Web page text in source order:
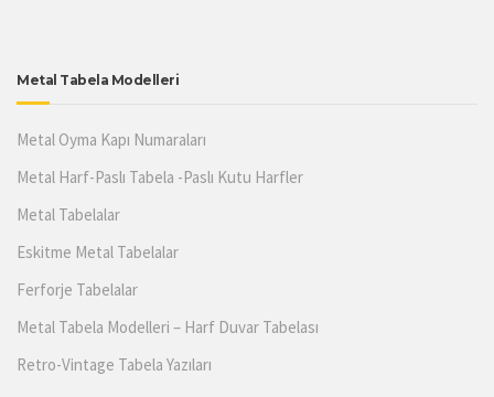
Metal Tabela Modelleri
Metal Oyma Kapı Numaraları
Metal Harf-Paslı Tabela -Paslı Kutu Harfler
Metal Tabelalar
Eskitme Metal Tabelalar
Ferforje Tabelalar
Metal Tabela Modelleri – Harf Duvar Tabelası
Retro-Vintage Tabela Yazıları